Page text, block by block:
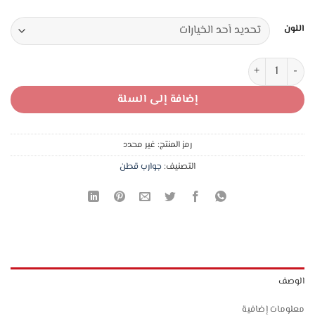
اللون
كمية جراب حفر كت قطن تركي وجه شبك بدون خياطة
إضافة إلى السلة
رمز المنتج: غير محدد
التصنيف: جوارب قطن
الوصف
معلومات إضافية